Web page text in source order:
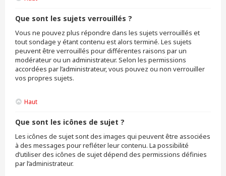
Que sont les sujets verrouillés ?
Vous ne pouvez plus répondre dans les sujets verrouillés et
tout sondage y étant contenu est alors terminé. Les sujets
peuvent être verrouillés pour différentes raisons par un
modérateur ou un administrateur. Selon les permissions
accordées par l’administrateur, vous pouvez ou non verrouiller
vos propres sujets.
Haut
Que sont les icônes de sujet ?
Les icônes de sujet sont des images qui peuvent être associées
à des messages pour refléter leur contenu. La possibilité
d’utiliser des icônes de sujet dépend des permissions définies
par l’administrateur.